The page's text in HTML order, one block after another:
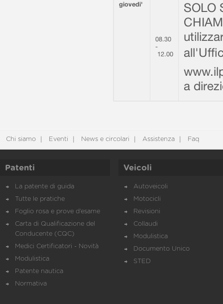
giovedi'
08.30
-
12.00
SOLO
a
Chi siamo Eventi News e circolari Assistenza Faq
Patenti
La patente di guida
Tutte le pratiche
Foglio rosa e prove d’esame
Carta di Qualificazione del
Conducente (CQC)
Medici Certificatori - Novità
Modulistica
Patente nautica
Normativa
Veicoli
Autoveicoli
Motocicli
Revisioni
Collaudi
Modulistica
Documento Unico
STED